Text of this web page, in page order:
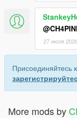
27 июля
Присоединяйтесь
More mods by